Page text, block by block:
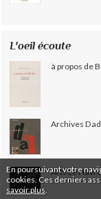
En poursuivant votre
cookies. Ces derniers
savoir plus
L'oeil écoute
à propos de
Archives
Arts Le